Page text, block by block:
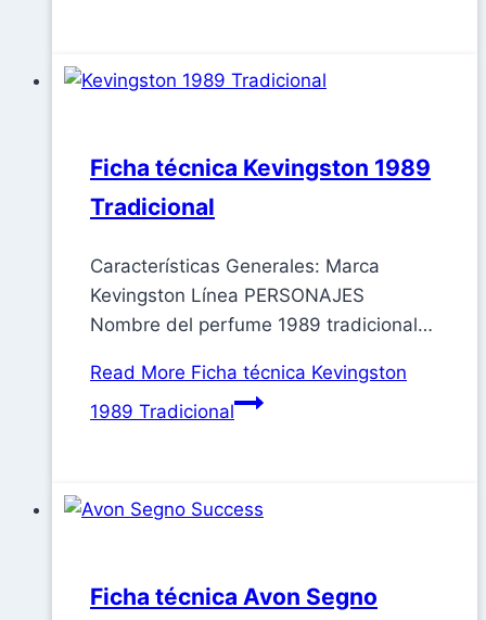
Ficha técnica Kevingston 1989
Tradicional
Características Generales: Marca
Kevingston Línea PERSONAJES
Nombre del perfume 1989 tradicional…
Read More Ficha técnica Kevingston
1989 Tradicional
Ficha técnica Avon Segno